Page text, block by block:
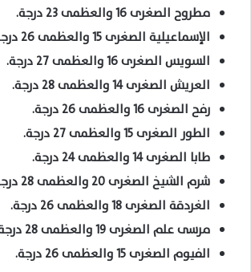
مطروح الصغرى 16 والعظمى 23 درجة.
الإسماعيلية الصغرى 15 والعظمى 26 درجة.
السويس الصغرى 16 والعظمى 27 درجة.
العريش الصغرى 14 والعظمى 28 درجة.
رفح الصغرى 16 والعظمى 26 درجة.
الطور الصغرى 15 والعظمى 27 درجة.
طابا الصغرى 14 والعظمى 24 درجة.
شرم الشيخ الصغرى 20 والعظمى 28 درجة.
الغردقة الصغرى 18 والعظمى 26 درجة.
مرسى علم الصغرى 19 والعظمى 28 درجة.
الفيوم الصغرى 15 والعظمى 26 درجة.